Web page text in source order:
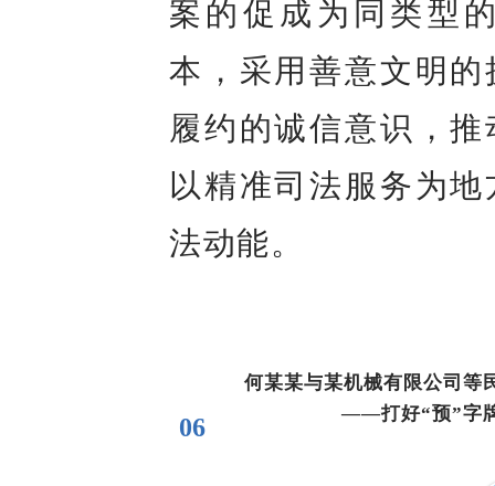
案的促成为同类型
本，采用善意文明
履约的诚信意识，
以精准司法服务为
法动能。
06
何某某与某机械有限公司等
——打好“预”字